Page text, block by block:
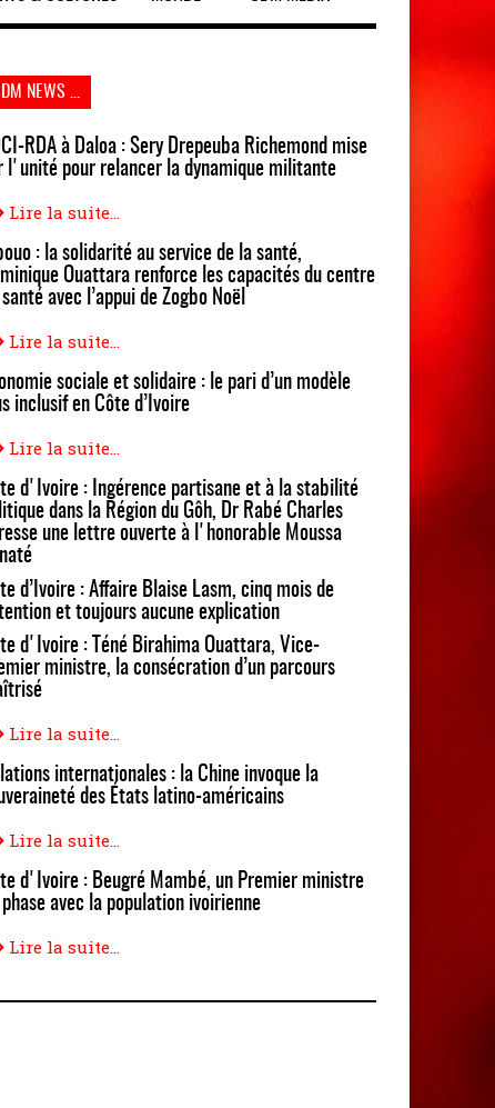
NEWS ...
RDA à Daloa : Sery Drepeuba Richemond mise
l'unité pour relancer la dynamique militante
Lire la suite...
: la solidarité au service de la santé,
Ouattara renforce les capacités du centre
avec l’appui de Zogbo Noël
Lire la suite...
sociale et solidaire : le pari d’un modèle
inclusif en Côte d’Ivoire
Lire la suite...
d'Ivoire : Ingérence partisane et à la stabilité
dans la Région du Gôh, Dr Rabé Charles
une lettre ouverte à l'honorable Moussa
d’Ivoire : Affaire Blaise Lasm, cinq mois de
et toujours aucune explication
d'Ivoire : Téné Birahima Ouattara, Vice-
ministre, la consécration d’un parcours
Lire la suite...
internationales : la Chine invoque la
des États latino-américains
Lire la suite...
d'Ivoire : Beugré Mambé, un Premier ministre
avec la population ivoirienne
Lire la suite...